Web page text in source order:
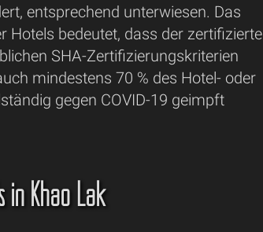
entsprechend unterwiesen. Das
Hotels bedeutet, dass der zertifizierte
SHA-Zertifizierungskriterien
mindestens 70 % des Hotel- oder
gegen COVID-19 geimpft
in Khao Lak